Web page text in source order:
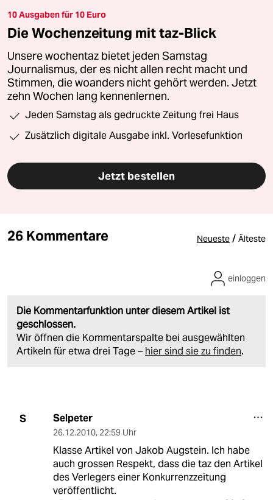
10 Ausgaben für 10 Euro
Die Wochenzeitung mit taz-Blick
Unsere wochentaz bietet jeden Samstag
Journalismus, der es nicht allen recht macht und
Stimmen, die woanders nicht gehört werden. Jetzt
zehn Wochen lang kennenlernen.
Jeden Samstag als gedruckte Zeitung frei Haus
Zusätzlich digitale Ausgabe inkl. Vorlesefunktion
Jetzt bestellen
26 Kommentare Neueste / Älteste
Die Kommentarfunktion unter diesem Artikel ist
geschlossen.
Wir öffnen die Kommentarspalte bei ausgewählten
Artikeln für etwa drei Tage – hier sind sie zu finden.
einloggen
S Selpeter
26.12.2010, 22:59 Uhr
Klasse Artikel von Jakob Augstein. Ich habe
auch grossen Respekt, dass die taz den Artikel
des Verlegers einer Konkurrenzzeitung
veröffentlicht.